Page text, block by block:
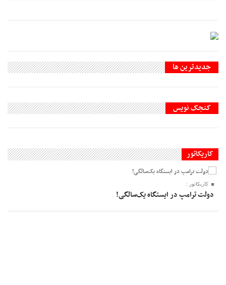
جديدترين ها
کنجک نویس
کاریکاتور
کاریکاتور :
دولت ترامپ در ایستگاه یک‌سالگی!